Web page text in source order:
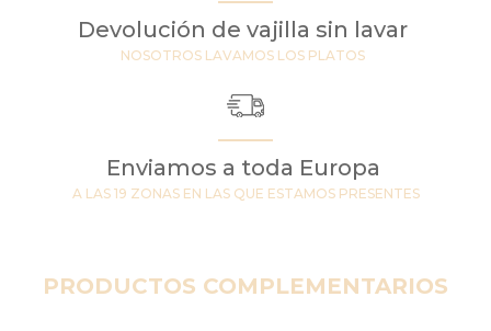
Devolución de vajilla sin lavar
NOSOTROS LAVAMOS LOS PLATOS
Enviamos a toda Europa
A LAS 19 ZONAS EN LAS QUE ESTAMOS PRESENTES
PRODUCTOS COMPLEMENTARIOS